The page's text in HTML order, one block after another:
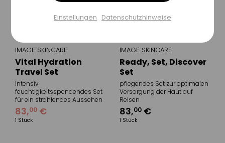
IMAGE SKINCARE
Vital Hydration
Travel Set
intensiv
feuchtigkeitsspendendes Set
für ein strahlendes Aussehen
83,00 €
1 Stück
IMAGE SKINCARE
Ready, Set, Discover
Set
pflegendes Set zur optimalen
Versorgung der Haut auf
Reisen
83,00 €
1 Stück
Einstellungen speichern
Einstellungen Datenschutzhinweise